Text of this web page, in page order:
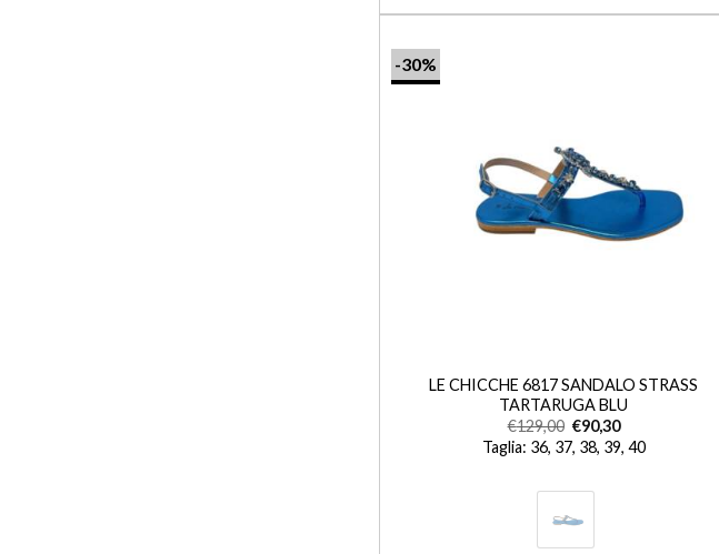
-30%
LE CHICCHE 6817 SANDALO STRASS
TARTARUGA BLU
€129,00 €90,30
Taglia: 36, 37, 38, 39, 40